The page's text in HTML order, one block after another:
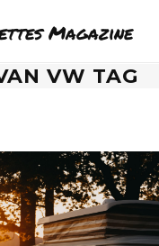
Magazine
VW TAG